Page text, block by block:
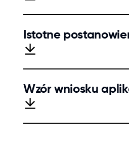
Istotne
Wzór wniosku